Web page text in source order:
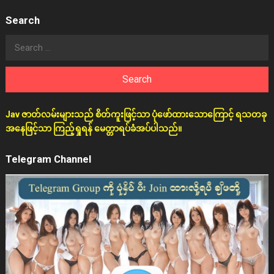
Search
Search
Jav ဇာတ်လမ်းများသည် စိတ်ကူးဖြင့်သာ ပုံဖော်ထားသောကြောင့် ရသတခု
အနေဖြင့်သာ ကြည့်ရှုရန် မေတ္တာရပ်ခံအပ်ပါသည်။
Telegram Channel